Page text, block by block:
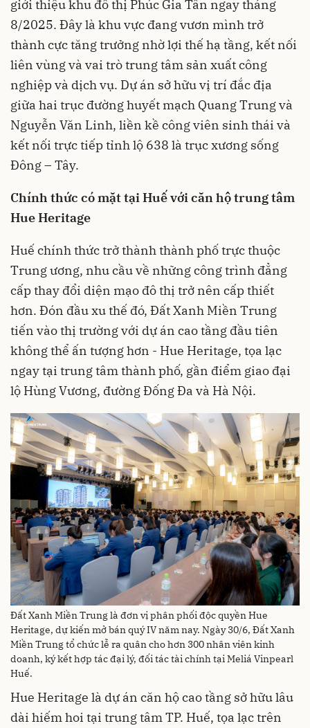
giới thiệu khu đô thị Phúc Gia Tân ngay tháng
8/2025. Đây là khu vực đang vươn mình trở
thành cực tăng trưởng nhờ lợi thế hạ tầng, kết nối
liên vùng và vai trò trung tâm sản xuất công
nghiệp và dịch vụ. Dự án sở hữu vị trí đắc địa
giữa hai trục đường huyết mạch Quang Trung và
Nguyễn Văn Linh, liền kề công viên sinh thái và
kết nối trực tiếp tỉnh lộ 638 là trục xương sống
Đông – Tây.
Chính thức có mặt tại Huế với căn hộ trung tâm
Hue Heritage
Huế chính thức trở thành thành phố trực thuộc
Trung ương, nhu cầu về những công trình đẳng
cấp thay đổi diện mạo đô thị trở nên cấp thiết
hơn. Đón đầu xu thế đó, Đất Xanh Miền Trung
tiến vào thị trường với dự án cao tầng đầu tiên
không thể ấn tượng hơn - Hue Heritage, tọa lạc
ngay tại trung tâm thành phố, gần điểm giao đại
lộ Hùng Vương, đường Đống Đa và Hà Nội.
Đất Xanh Miền Trung là đơn vị phân phối độc quyền Hue
Heritage, dự kiến mở bán quý IV năm nay. Ngày 30/6, Đất Xanh
Miền Trung tổ chức lễ ra quân cho hơn 300 nhân viên kinh
doanh, ký kết hợp tác đại lý, đối tác tài chính tại Meliá Vinpearl
Huế.
Hue Heritage là dự án căn hộ cao tầng sở hữu lâu
dài hiếm hoi tại trung tâm TP. Huế, tọa lạc trên